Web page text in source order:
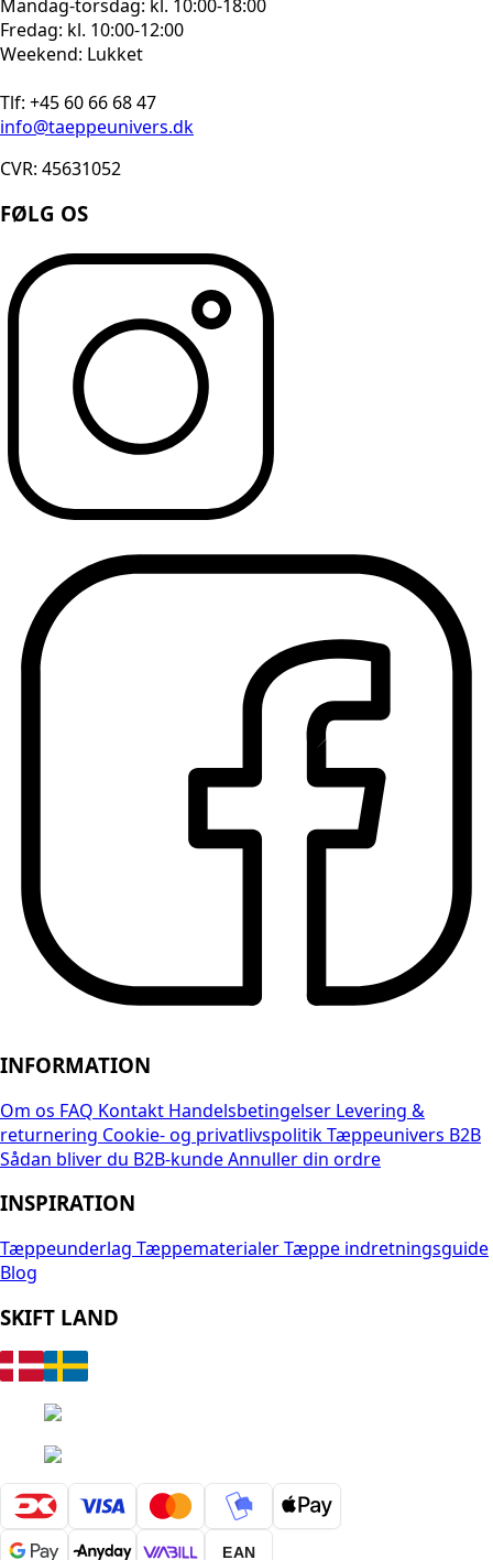
Mandag-torsdag: kl. 10:00-18:00
Fredag: kl. 10:00-12:00
Weekend: Lukket
Tlf: +45 60 66 68 47
info@taeppeunivers.dk
CVR: 45631052
FØLG OS
INFORMATION
Om os FAQ Kontakt Handelsbetingelser Levering &
returnering Cookie- og privatlivspolitikTæppeunivers B2B
Sådan bliver du B2B-kundeAnnuller din ordre
INSPIRATION
Tæppeunderlag TæppematerialerTæppe indretningsguide
Blog
SKIFT LAND
EAN